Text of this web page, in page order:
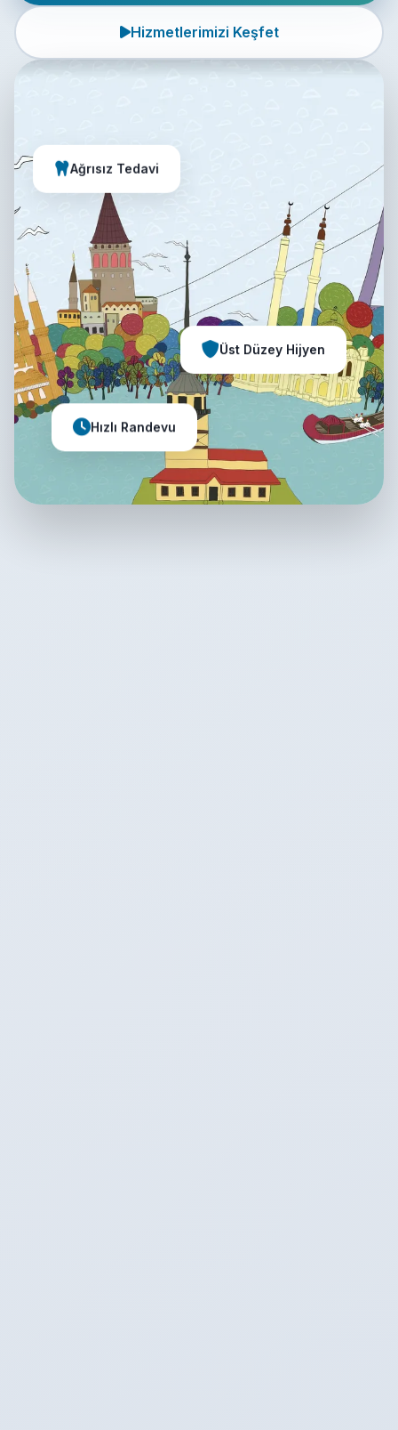
Hizmetlerimizi Keşfet
Ağrısız Tedavi
Üst Düzey Hijyen
Hızlı Randevu